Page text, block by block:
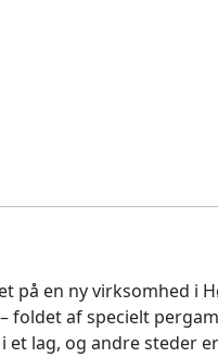
på en ny virksomhed i
af specielt
lag, og andre steder